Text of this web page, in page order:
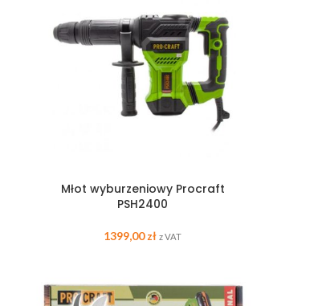
Młot wyburzeniowy Procraft
PSH2400
1399,00zł z VAT